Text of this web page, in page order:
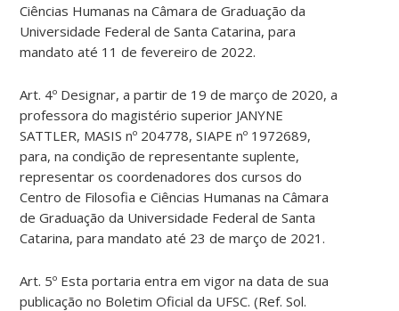
Ciências Humanas na Câmara de Graduação da
Universidade Federal de Santa Catarina, para
mandato até 11 de fevereiro de 2022.
Art. 4º Designar, a partir de 19 de março de 2020, a
professora do magistério superior JANYNE
SATTLER, MASIS nº 204778, SIAPE nº 1972689,
para, na condição de representante suplente,
representar os coordenadores dos cursos do
Centro de Filosofia e Ciências Humanas na Câmara
de Graduação da Universidade Federal de Santa
Catarina, para mandato até 23 de março de 2021.
Art. 5º Esta portaria entra em vigor na data de sua
publicação no Boletim Oficial da UFSC. (Ref. Sol.